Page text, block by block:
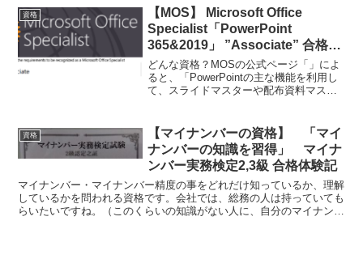
大変化も⁉中学の頃は、文科省が主催して
ると思っていましたが、...
資格
【MOS】 Microsoft Office
Specialist「PowerPoint
365&2019」 ”Associate” 合格体
験記
どんな資格？MOSの公式ページ「」によ
ると、「PowerPointの主な機能を利用し
て、スライドマスターや配布資料マスタ
ーの設定、アウトライン文書の挿入、ズ
ーム機能の使...
資格
【マイナンバーの資格】 「マイ
ナンバーの知識を習得」 マイナ
ンバー実務検定2,3級 合格体験記
マイナンバー・マイナンバー精度の事をどれだけ知っているか、理解
しているかを問われる資格です。会社では、総務の人は持っていても
らいたいですね。（このくらいの知識がない人に、自分のマイナンバ